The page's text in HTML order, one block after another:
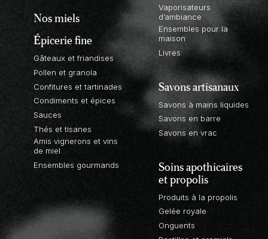
Nos miels
Épicerie fine
Gâteaux et friandises
Pollen et granola
Confitures et tartinades
Condiments et épices
Sauces
Thés et tisanes
Amis vignerons et vins
de miel
Ensembles gourmands
Vaporisateurs
d’ambiance
Ensembles pour la
maison
Livres
Savons artisanaux
Savons à mains liquides
Savons en barre
Savons en vrac
Soins apothicaires
et propolis
Produits à la propolis
Gelée royale
Onguents